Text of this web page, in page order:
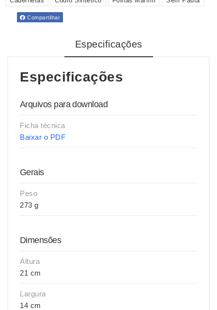
Compartilhar
Especificações
Especificações
Arquivos para download
Ficha técnica
Baixar o PDF
Gerais
Peso
273 g
Dimensões
Altura
21 cm
Largura
14 cm